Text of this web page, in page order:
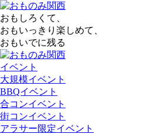
おもしろくて、
おもいっきり楽しめて、
おもいでに残る
イベント
大規模イベント
BBQイベント
合コンイベント
街コンイベント
アラサー限定イベント